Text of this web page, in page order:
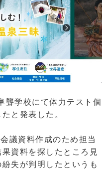
聾学校にて体力テスト個
と発表した。
議資料作成のため担当
資料を探したところ見
失が判明したというも